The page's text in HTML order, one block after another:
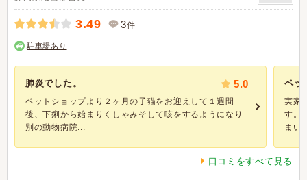
3.49 3件
駐車場あり
肺炎でした。 5.0
ペットショップより２ヶ月の子猫をお迎えして１週間
後、下痢から始まりくしゃみそして咳をするようになり
別の動物病院...
ペッ
実家
す。
まい
口コミをすべて見る